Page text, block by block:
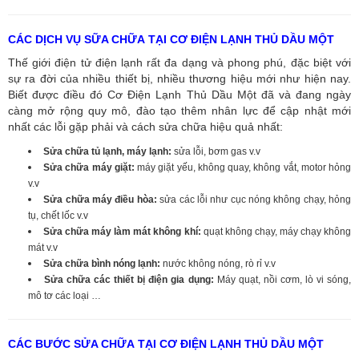
CÁC DỊCH VỤ SỮA CHỮA TẠI CƠ ĐIỆN LẠNH THỦ DẦU MỘT
Thế giới điện tử điện lạnh rất đa dạng và phong phú, đặc biệt với
sự ra đời của nhiều thiết bị, nhiều thương hiệu mới như hiện nay.
Biết được điều đó Cơ Điện Lạnh Thủ Dầu Một đã và đang ngày
càng mở rộng quy mô, đào tạo thêm nhân lực để cập nhật mới
nhất các lỗi gặp phải và cách sửa chữa hiệu quả nhất:
Sửa chữa tủ lạnh, máy lạnh: sửa lỗi, bơm gas v.v
Sửa chữa máy giặt:máy giặt yếu, không quay, không vắt, motor hỏng
v.v
Sửa chữa máy điều hòa: sửa các lỗi như cục nóng không chạy, hỏng
tụ, chết lốc v.v
Sửa chữa máy làm mát không khí: quạt không chạy, máy chạy không
mát v.v
Sửa chữa bình nóng lạnh: nước không nóng, rò rỉ v.v
Sửa chữa các thiết bị điện gia dụng: Máy quạt, nồi cơm, lò vi sóng,
mô tơ các loại …
CÁC BƯỚC SỬA CHỮA TẠI CƠ ĐIỆN LẠNH THỦ DẦU MỘT